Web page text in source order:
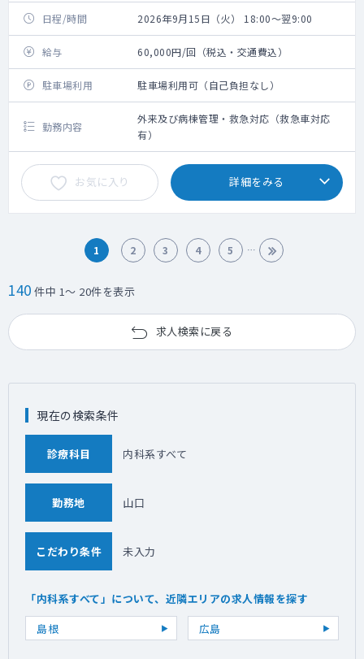
日程/時間 2026年9月15日（火） 18:00～翌9:00
給与 60,000円/回（税込・交通費込）
駐車場利用 駐車場利用可（自己負担なし）
勤務内容
外来及び病棟管理・救急対応（救急車対応
有）
お気に入り 詳細をみる
1 2 3 4 5
140 件中 1～ 20件を表示
求人検索に戻る
現在の検索条件
診療科目 内科系すべて
勤務地 山口
こだわり条件 未入力
「内科系すべて」について、近隣エリアの求人情報を探す
島根
広島